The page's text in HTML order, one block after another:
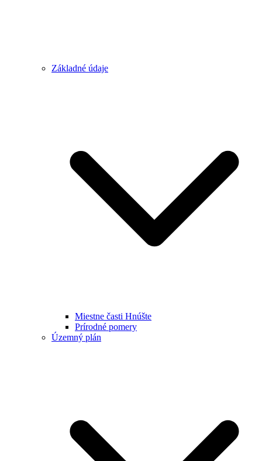
Základné údaje
Miestne časti Hnúšte
Prírodné pomery
Územný plán